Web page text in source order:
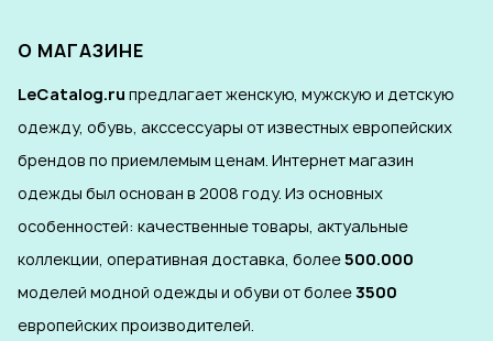
О МАГАЗИНЕ
LeCatalog.ru предлагает женскую, мужскую и детскую
одежду, обувь, акссессуары от известных европейских
брендов по приемлемым ценам. Интернет магазин
одежды был основан в 2008 году. Из основных
особенностей: качественные товары, актуальные
коллекции, оперативная доставка, более500.000
моделей модной одежды и обуви от более3500
европейских производителей.